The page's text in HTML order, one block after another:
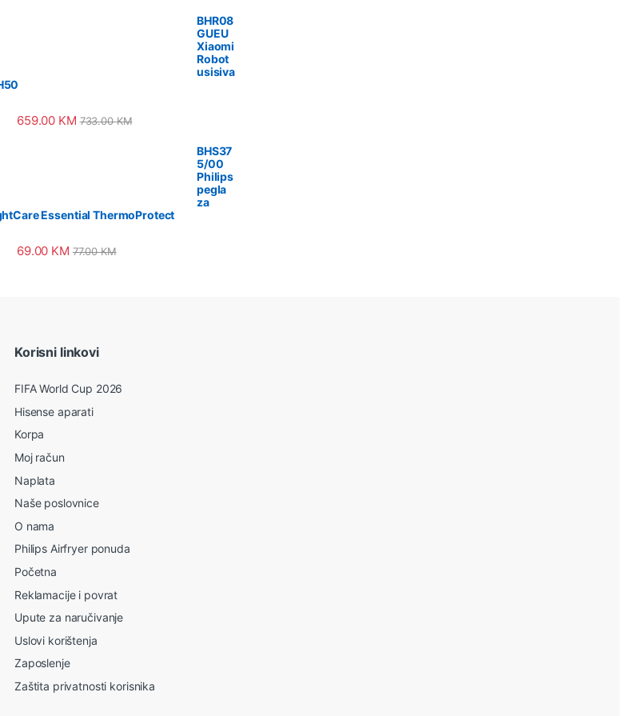
BHR08
GUEU
Xiaomi
Robot
usisiva
659.00 KM 733.00KM
BHS37
5/00
Philips
pegla
za
Essential ThermoProtect
69.00 KM 77.00KM
Korisni linkovi
FIFA World Cup 2026
Hisense aparati
Korpa
Moj račun
Naplata
Naše poslovnice
O nama
Philips Airfryer ponuda
Početna
Reklamacije i povrat
Upute za naručivanje
Uslovi korištenja
Zaposlenje
Zaštita privatnosti korisnika